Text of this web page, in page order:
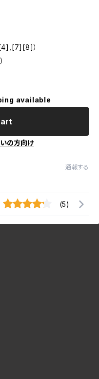
）
available
の方向け
通報する
(5)